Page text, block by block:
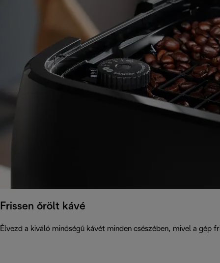
Frissen őrölt kávé
Élvezd a kiváló minőségű kávét minden csészében, mivel a gép